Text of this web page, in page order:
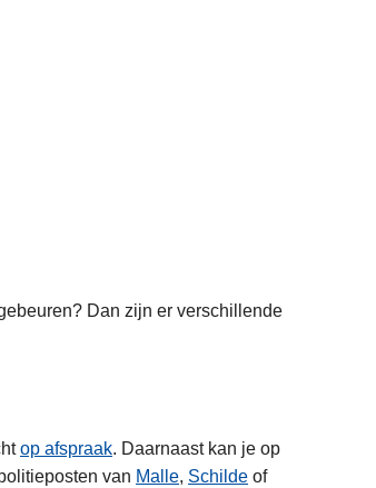
Dan zijn er verschillende
op afspraak. Daarnaast kan je op
van Malle, Schilde of